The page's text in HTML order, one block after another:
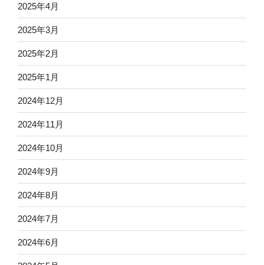
2025年4月
2025年3月
2025年2月
2025年1月
2024年12月
2024年11月
2024年10月
2024年9月
2024年8月
2024年7月
2024年6月